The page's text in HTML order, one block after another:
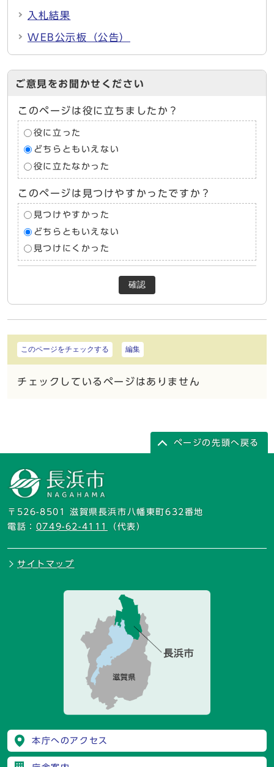
入札結果
WEB公示板（公告）
ご意見をお聞かせください
このページは役に立ちましたか？
役に立った
どちらともいえない
役に立たなかった
このページは見つけやすかったですか？
見つけやすかった
どちらともいえない
見つけにくかった
確認
このページをチェックする 編集
チェックしているページはありません
ページの先頭へ戻る
〒526-8501 滋賀県長浜市八幡東町632番地
電話： 0749-62-4111 （代表）
サイトマップ
本庁へのアクセス